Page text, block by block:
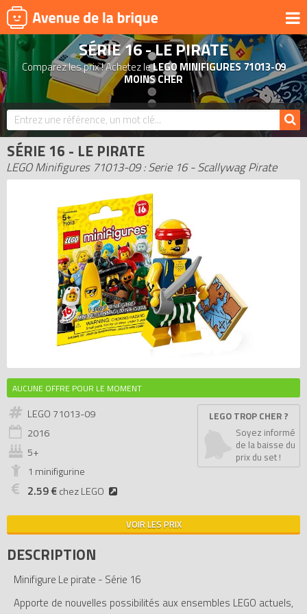
UNIVERS
PRODUITS DÉRIVÉS
NOUVEAUTÉS
LEGO 2026
BONS PLANS
ACTUALITÉS
ASSOCIATIONS DE FANS
EXPOSITIONS LEGO
LEGO LES PLUS CHERS
DERNIERS LEGO AJOUTÉS
SÉRIE 16 - LE PIRATE
Comparez les prix ! Achetez leLEGO MINIFIGURES 71013-09
MOINS CHER
SÉRIE 16 - LE PIRATE
LEGO Minifigures 71013-09 : Serie 16 - Scallywag Pirate
AUCUNE OFFRE POUR LE MOMENT
LEGO 71013-09
2016
5+
1 minifigurine
2.59 €chez LEGO
LEGO TROP CHER ?
Soyez informé
de la baisse du
prix du set !
VOIR LES PRIX
DESCRIPTION
Minifigure Le pirate - Série 16
Apporte de nouvelles possibilités aux ensembles LEGO actuels,